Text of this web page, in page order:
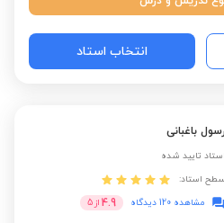
انتخاب استاد
رسول باغبانی
استاد تایید شده
سطح استاد:
مشاهده 120 دیدگاه
4.9 از 5